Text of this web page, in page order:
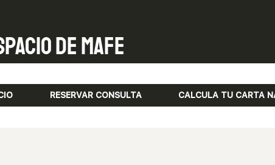
de Mafe
RESERVAR CONSULTA CALCULA TU CARTA